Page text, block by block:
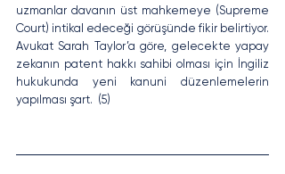
uzmanlar davanın üst mahkemeye (Supreme
Court) intikal edeceği görüşünde fikir belirtiyor.
Avukat Sarah Taylor’a göre, gelecekte yapay
zekanın patent hakkı sahibi olması için İngiliz
hukukunda yeni kanuni düzenlemelerin
yapılması şart.  (5)